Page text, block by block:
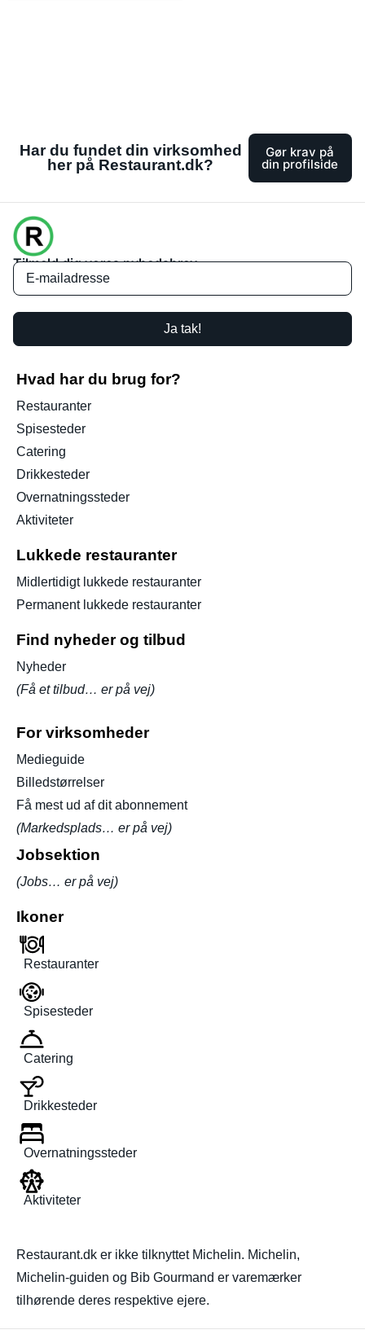
Har du fundet din virksomhed
her på Restaurant.dk?
Gør krav på
din profilside
Tilmeld dig vores nyhedsbrev
Ja tak!
Hvad har du brug for?
Restauranter
Spisesteder
Catering
Drikkesteder
Overnatningssteder
Aktiviteter
Lukkede restauranter
Midlertidigt lukkede restauranter
Permanent lukkede restauranter
Find nyheder og tilbud
Nyheder
(Få et tilbud… er på vej)
For virksomheder
Medieguide
Billedstørrelser
Få mest ud af dit abonnement
(Markedsplads… er på vej)
Jobsektion
(Jobs… er på vej)
Ikoner
Restauranter
Spisesteder
Catering
Drikkesteder
Overnatningssteder
Aktiviteter
Restaurant.dk er ikke tilknyttet Michelin. Michelin,
Michelin-guiden og Bib Gourmand er varemærker
tilhørende deres respektive ejere.